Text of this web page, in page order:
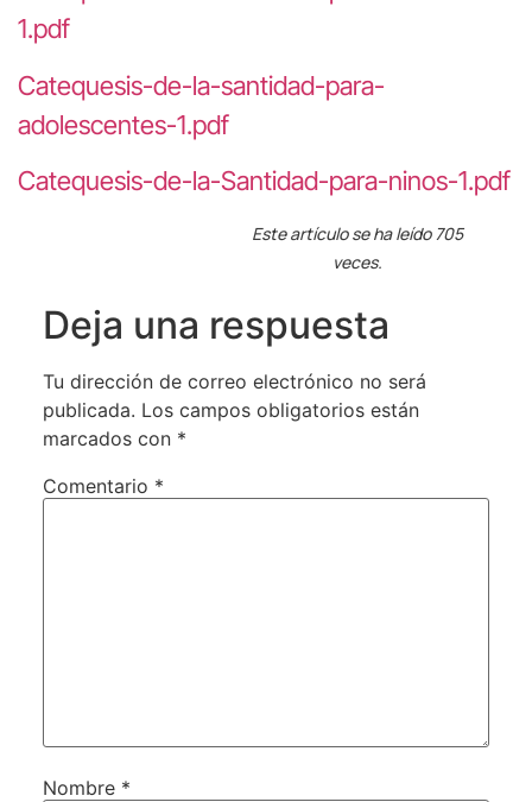
1.pdf
Catequesis-de-la-santidad-para-
adolescentes-1.pdf
Catequesis-de-la-Santidad-para-ninos-1.pdf
Este artículo se ha leído 705
veces.
Deja una respuesta
Tu dirección de correo electrónico no será
publicada. Los campos obligatorios están
marcados con *
Comentario *
Nombre *